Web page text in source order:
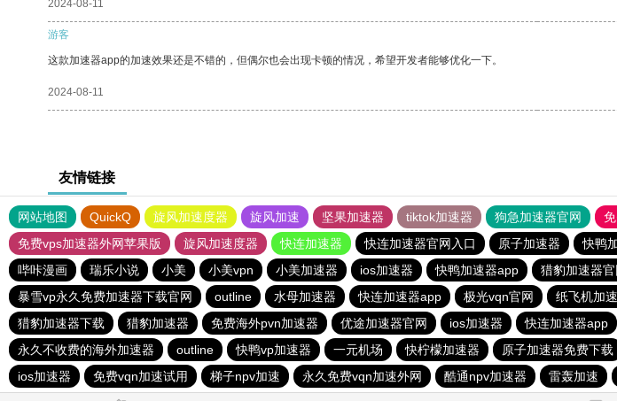
2024-08-11
游客
这款加速器app的加速效果还是不错的，但偶尔也会出现卡顿的情况，希望开发者能够优化一下。
2024-08-11
友情链接
网站地图 QuickQ 旋风加速度器 旋风加速 坚果加速器 tiktok加速器 狗急加速器官网
免费vps加速器外网苹果版
旋风加速度器 快连加速器 快连加速器官网入口 原子加速器 快鸭
哔咔漫画
瑞乐小说 小美 小美vpn 小美加速器 ios加速器 快鸭加速器app 猎豹加速器官
暴雪vp永久免费加速器下载官网
outline 水母加速器 快连加速器app 极光vqn官网 纸飞机加
猎豹加速器下载
猎豹加速器 免费海外pvn加速器 优途加速器官网 ios加速器 快连加速器app
永久不收费的海外加速器
outline 快鸭vp加速器 一元机场 快柠檬加速器 原子加速器免费下载
ios加速器
免费vqn加速试用 梯子npv加速 永久免费vqn加速外网 酷通npv加速器 雷轰加速